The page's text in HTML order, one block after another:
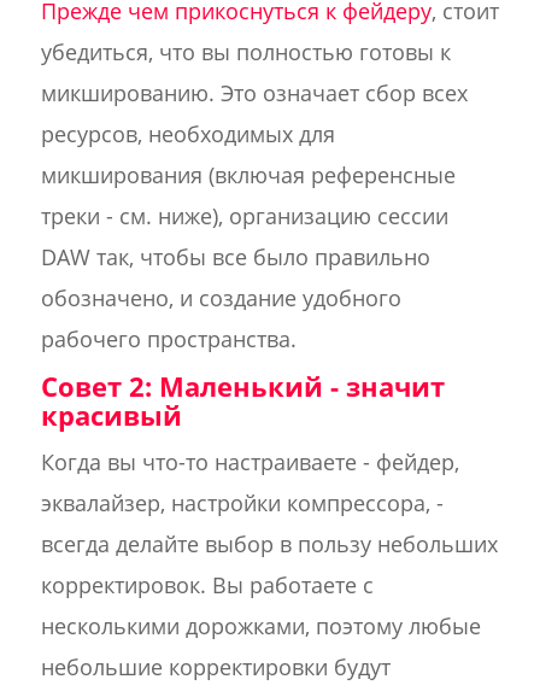
Прежде чем прикоснуться к фейдеру, стоит
убедиться, что вы полностью готовы к
микшированию. Это означает сбор всех
ресурсов, необходимых для
микширования (включая референсные
треки - см. ниже), организацию сессии
DAW так, чтобы все было правильно
обозначено, и создание удобного
рабочего пространства.
Совет 2: Маленький - значит
красивый
Когда вы что-то настраиваете - фейдер,
эквалайзер, настройки компрессора, -
всегда делайте выбор в пользу небольших
корректировок. Вы работаете с
несколькими дорожками, поэтому любые
небольшие корректировки будут